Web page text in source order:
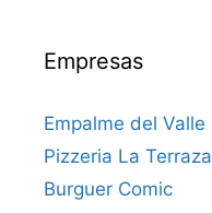
Empresas
Empalme del Valle
Pizzeria La Terraza
Burguer Comic